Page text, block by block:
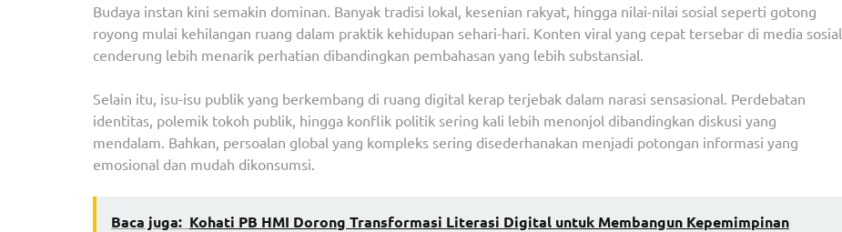
Budaya instan kini semakin dominan. Banyak tradisi lokal, kesenian rakyat, hingga nilai-nilai sosial seperti gotong
royong mulai kehilangan ruang dalam praktik kehidupan sehari-hari. Konten viral yang cepat tersebar di media sosial
cenderung lebih menarik perhatian dibandingkan pembahasan yang lebih substansial.
Selain itu, isu-isu publik yang berkembang di ruang digital kerap terjebak dalam narasi sensasional. Perdebatan
identitas, polemik tokoh publik, hingga konflik politik sering kali lebih menonjol dibandingkan diskusi yang
mendalam. Bahkan, persoalan global yang kompleks sering disederhanakan menjadi potongan informasi yang
emosional dan mudah dikonsumsi.
Baca juga: Kohati PB HMI Dorong Transformasi Literasi Digital untuk Membangun Kepemimpinan